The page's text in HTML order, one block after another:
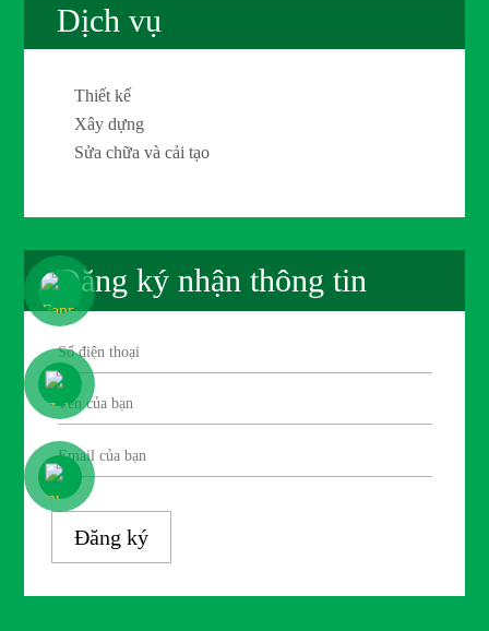
Dịch vụ
Thiết kế
Xây dựng
Sửa chữa và cải tạo
Đăng ký nhận thông tin
Đăng ký